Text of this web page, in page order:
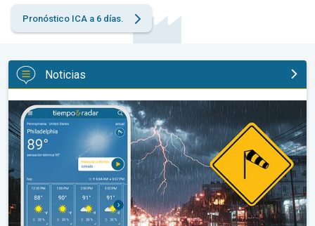
Pronóstico ICA a 6 días.
Noticias
La oleada de humedad provoca fuertes tormentas. Diluvio